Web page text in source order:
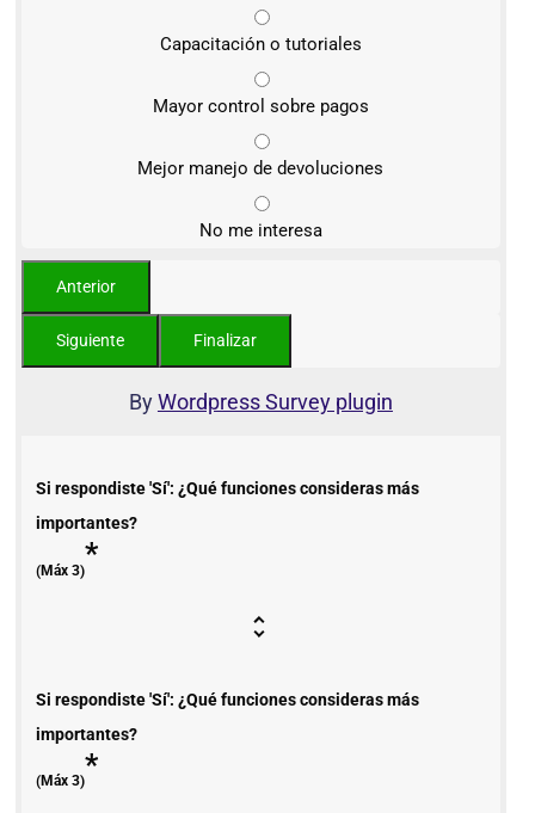
Capacitación o tutoriales
Mayor control sobre pagos
Mejor manejo de devoluciones
No me interesa
ByWordpress Survey plugin
Si respondiste 'Sí': ¿Qué funciones consideras más
importantes?
(Máx 3)*
Si respondiste 'Sí': ¿Qué funciones consideras más
importantes?
(Máx 3)*